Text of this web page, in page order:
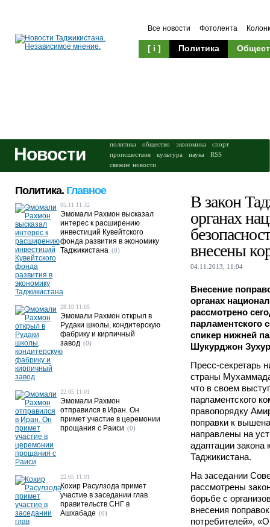
Все новости Фотолента
[ i ] Политика
Новости политика общество экономика
спорт
происшествия
культура наука
RSS
свежие новости
В закон
органах
внесены
04.11.2013, 11:04
Внесение
органах
рассмотрено
парламентского
спикер нижней
Шукурджон
Пресс-секретарь
страны
что в своем
парламентского
правопорядку
поправки к
направлены на
адаптации закона
Таджикистана.
На заседании
рассмотрены
борьбе с
внесения
потребителей»,
Политика. Главное
05.11 11:32
Эмомали Рахмон высказал
интерес к расширению
инвестиций Кувейтского
фонда развития в экономику
Таджикистана (0)
28.10 11:05
Эмомали Рахмон открыл в
Рудаки школы, кондитерскую
фабрику и кирпичный
завод (0)
22.05 11:01
Эмомали Рахмон
отправился в Иран. Он
примет участие в церемонии
прощания с Раиси (0)
22.05 11:01
Кохир Расулзода примет
участие в заседании глав
правительств СНГ в
Ашхабаде (0)